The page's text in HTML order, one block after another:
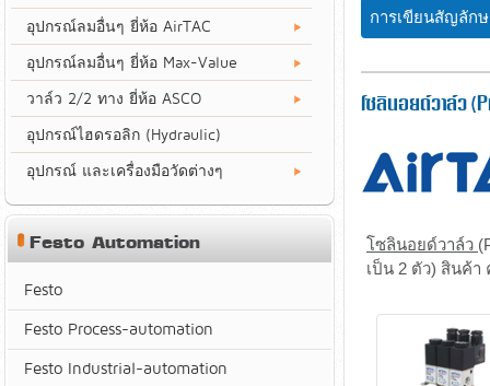
การเขียนสัญลัก
โซลินอยด์วาล์ว
โซลินอยด์วาล์ว
เป็น 2 ตัว) สินค้
อุปกรณ์ลมอื่นๆ ยี่ห้อ AirTAC
อุปกรณ์ลมอื่นๆ ยี่ห้อ Max-Value
วาล์ว 2/2 ทาง ยี่ห้อ ASCO
อุปกรณ์ไฮดรอลิก (Hydraulic)
อุปกรณ์ และเครื่องมือวัดต่างๆ
Festo Automation
Festo
Festo Process-automation
Festo Industrial-automation